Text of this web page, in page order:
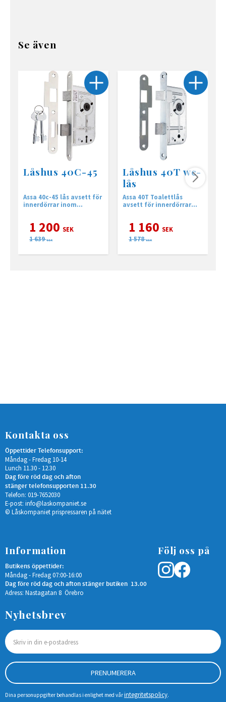
Se även
Låshus 40C-45
Assa 40c-45 lås avsett för
innerdörrar inom
1 200 SEK
1 639 SEK
Låshus 40T wc-
lås
Assa 40T Toalettlås
avsett för innerdörrar
urtagsstandard.
1 160 SEK
1 578 SEK
Kontakta oss
Öppettider Telefonsupport:
Måndag - Fredag 10-14
Lunch 11.30 - 12.30
Dag före röd dag och afton
stänger telefonsupporten 11.30
Telefon: 019-7652030
E-post: info@laskompaniet.se
© Låskompaniet prispressaren på nätet
Information
Butikens öppettider:
Måndag - Fredag 07:00-16:00
Dag före röd dag och afton stänger butiken 13.00
Adress: Nastagatan 8 Örebro
Följ oss på
Nyhetsbrev
PRENUMERERA
Dina personuppgifter behandlas i enlighet med vårintegritetspolicy.